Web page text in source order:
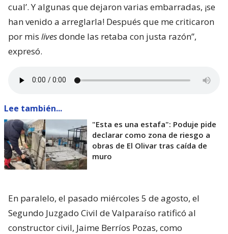
cual’. Y algunas que dejaron varias embarradas, ¡se
han venido a arreglarla! Después que me criticaron
por mis livesdonde las retaba con justa razón”,
expresó.
Lee también...
"Esta es una estafa": Poduje pide
declarar como zona de riesgo a
obras de El Olivar tras caída de
muro
En paralelo, el pasado miércoles 5 de agosto, el
Segundo Juzgado Civil de Valparaíso ratificó al
constructor civil, Jaime Berríos Pozas, como